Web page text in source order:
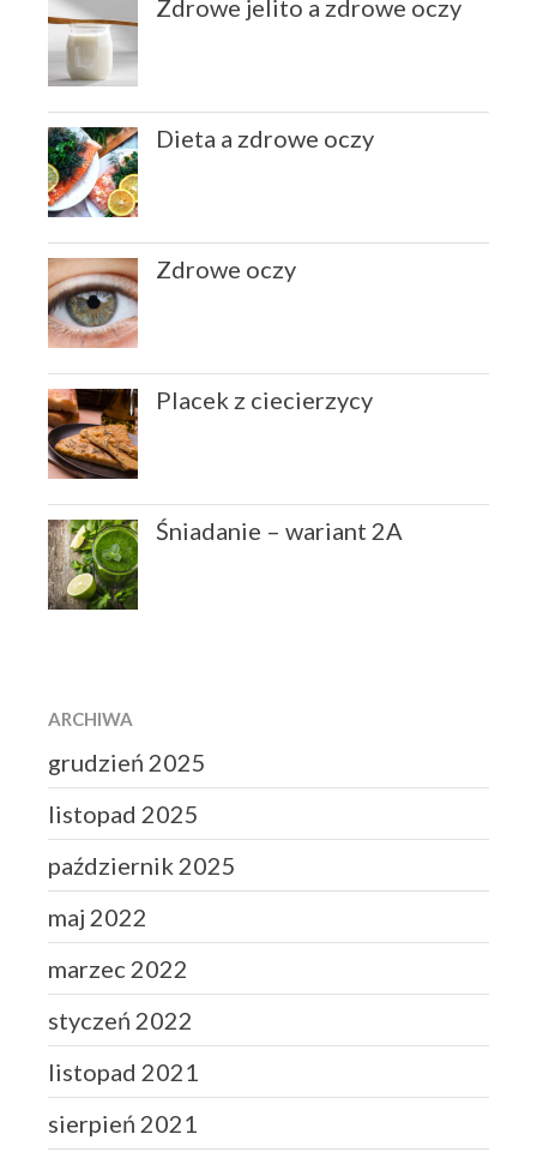
Zdrowe jelito a zdrowe oczy
Dieta a zdrowe oczy
Zdrowe oczy
Placek z ciecierzycy
Śniadanie – wariant 2A
ARCHIWA
grudzień 2025
listopad 2025
październik 2025
maj 2022
marzec 2022
styczeń 2022
listopad 2021
sierpień 2021